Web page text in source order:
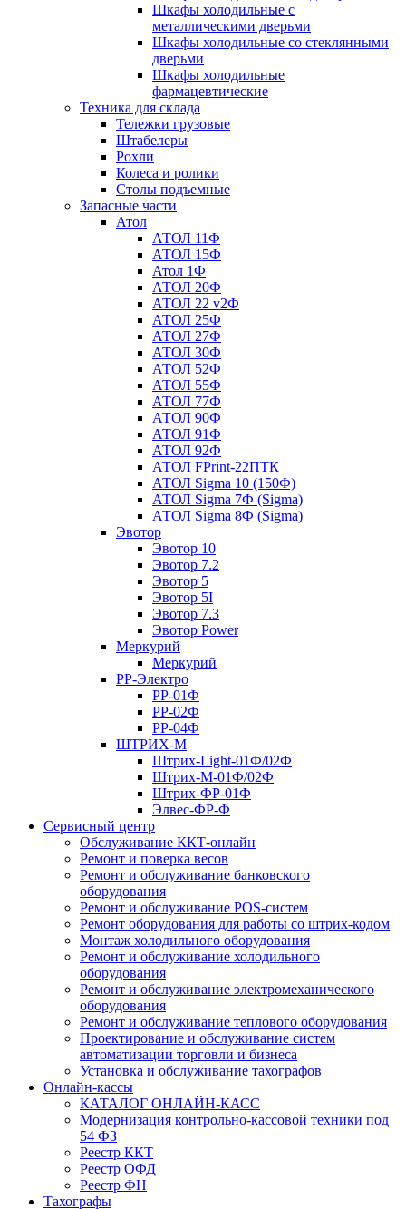
Шкафы холодильные с
металлическими дверьми
Шкафы холодильные со стеклянными
дверьми
Шкафы холодильные
фармацевтические
Техника для склада
Тележки грузовые
Штабелеры
Рохли
Колеса и ролики
Столы подъемные
Запасные части
Атол
АТОЛ 11Ф
АТОЛ 15Ф
Атол 1Ф
АТОЛ 20Ф
АТОЛ 22 v2Ф
АТОЛ 25Ф
АТОЛ 27Ф
АТОЛ 30Ф
АТОЛ 52Ф
АТОЛ 55Ф
АТОЛ 77Ф
АТОЛ 90Ф
АТОЛ 91Ф
АТОЛ 92Ф
АТОЛ FPrint-22ПТК
АТОЛ Sigma 10 (150Ф)
АТОЛ Sigma 7Ф (Sigma)
АТОЛ Sigma 8Ф (Sigma)
Эвотор
Эвотор 10
Эвотор 7.2
Эвотор 5
Эвотор 5I
Эвотор 7.3
Эвотор Power
Меркурий
Меркурий
РР-Электро
РР-01Ф
РР-02Ф
РР-04Ф
ШТРИХ-М
Штрих-Light-01Ф/02Ф
Штрих-М-01Ф/02Ф
Штрих-ФР-01Ф
Элвес-ФР-Ф
Сервисный центр
Обслуживание ККТ-онлайн
Ремонт и поверка весов
Ремонт и обслуживание банковского
оборудования
Ремонт и обслуживание POS-систем
Ремонт оборудования для работы со штрих-кодом
Монтаж холодильного оборудования
Ремонт и обслуживание холодильного
оборудования
Ремонт и обслуживание электромеханического
оборудования
Ремонт и обслуживание теплового оборудования
Проектирование и обслуживание систем
автоматизации торговли и бизнеса
Установка и обслуживание тахографов
Онлайн-кассы
КАТАЛОГ ОНЛАЙН-КАСС
Модернизация контрольно-кассовой техники под
54 ФЗ
Реестр ККТ
Реестр ОФД
Реестр ФН
Тахографы